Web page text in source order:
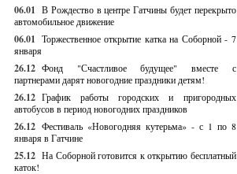
06.01 В Рождество в центре Гатчины будет перекрыто
автомобильное движение
06.01 Торжественное открытие катка на Соборной - 7
января
26.12 Фонд "Счастливое будущее" вместе с
партнерами дарят новогодние праздники детям!
26.12 График работы городских и пригородных
автобусов в период новогодних праздников
26.12 Фестиваль «Новогодняя кутерьма» - с 1 по 8
января в Гатчине
25.12 На Соборной готовится к открытию бесплатный
каток!